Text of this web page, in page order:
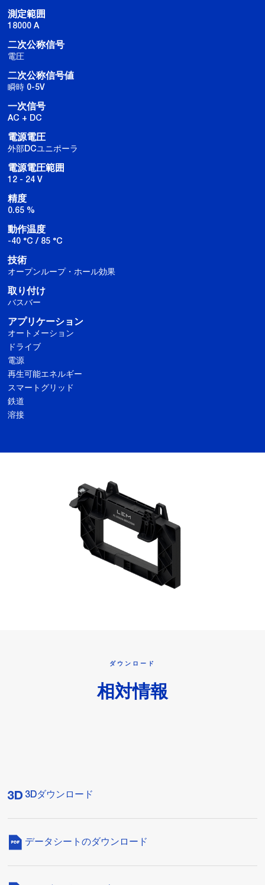
測定範囲
18000 A
二次公称信号
電圧
二次公称信号値
瞬時 0-5V
一次信号
AC + DC
電源電圧
外部DCユニポーラ
電源電圧範囲
12 - 24 V
精度
0.65 %
動作温度
-40 °C / 85 °C
技術
オープンループ・ホール効果
取り付け
バスバー
アプリケーション
オートメーション
ドライブ
電源
再生可能エネルギー
スマートグリッド
鉄道
溶接
ダウンロード
相対情報
3Dダウンロード
データシートのダウンロード